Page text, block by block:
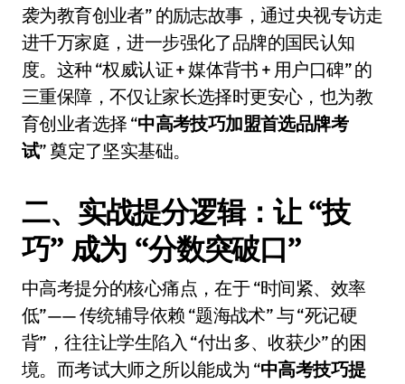
袭为教育创业者” 的励志故事，通过央视专访走
进千万家庭，进一步强化了品牌的国民认知
度。这种 “权威认证 + 媒体背书 + 用户口碑” 的
三重保障，不仅让家长选择时更安心，也为教
育创业者选择 “中高考技巧加盟首选品牌考
试” 奠定了坚实基础。
二、实战提分逻辑：让 “技
巧” 成为 “分数突破口”
中高考提分的核心痛点，在于 “时间紧、效率
低”—— 传统辅导依赖 “题海战术” 与 “死记硬
背”，往往让学生陷入 “付出多、收获少” 的困
境。而考试大师之所以能成为 “中高考技巧提